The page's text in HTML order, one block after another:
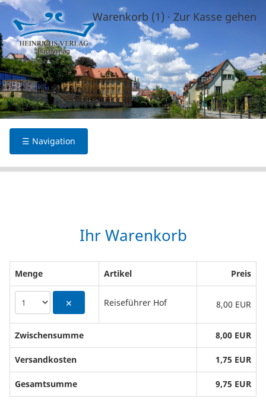
Warenkorb (1) · Zur Kasse gehen
☰ Navigation
Ihr Warenkorb
Menge Artikel Preis
✕ Reiseführer Hof 8,00 EUR
Zwischensumme 8,00 EUR
Versandkosten 1,75 EUR
Gesamtsumme 9,75 EUR